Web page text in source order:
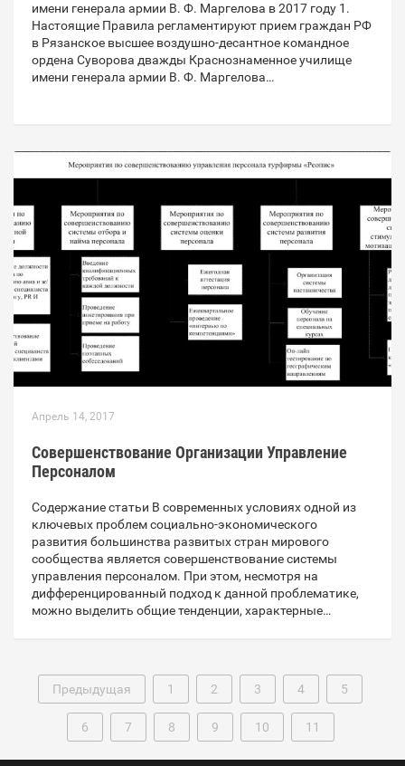
имени генерала армии В. Ф. Маргелова в 2017 году 1.
Настоящие Правила регламентируют прием граждан РФ
в Рязанское высшее воздушно-десантное командное
ордена Суворова дважды Краснознаменное училище
имени генерала армии В. Ф. Маргелова…
Апрель 14, 2017
Совершенствование Организации Управление
Персоналом
Содержание статьи В современных условиях одной из
ключевых проблем социально-экономического
развития большинства развитых стран мирового
сообщества является совершенствование системы
управления персоналом. При этом, несмотря на
дифференцированный подход к данной проблематике,
можно выделить общие тенденции, характерные…
Предыдущая 1 2 3 4 5
6 7 8 9 10 11